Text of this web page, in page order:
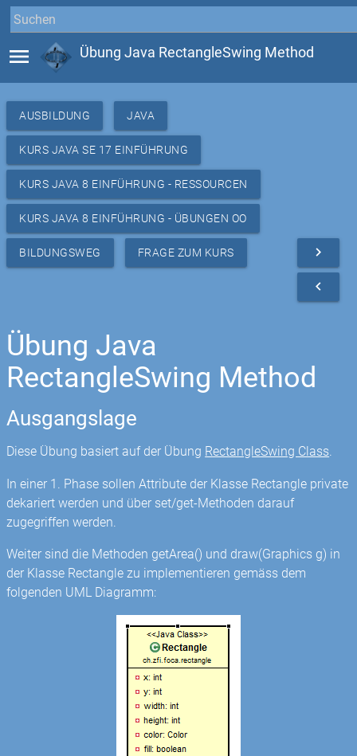
menu Übung Java RectangleSwing Method
AUSBILDUNG JAVA
KURS JAVA SE 17 EINFÜHRUNG
KURS JAVA 8 EINFÜHRUNG - RESSOURCEN
KURS JAVA 8 EINFÜHRUNG - ÜBUNGEN OO
BILDUNGSWEG FRAGE ZUM KURS navigate_next
navigate_before
Übung Java
RectangleSwing Method
Ausgangslage
Diese Übung basiert auf der Übung RectangleSwing Class.
In einer 1. Phase sollen Attribute der Klasse Rectangle private
dekariert werden und über set/get-Methoden darauf
zugegriffen werden.
Weiter sind die Methoden getArea() und draw(Graphics g) in
der Klasse Rectangle zu implementieren gemäss dem
folgenden UML Diagramm: